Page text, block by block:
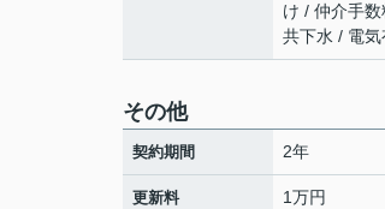
け / 仲介手
共下水 / 電
その他
契約期間 2年
更新料 1万円